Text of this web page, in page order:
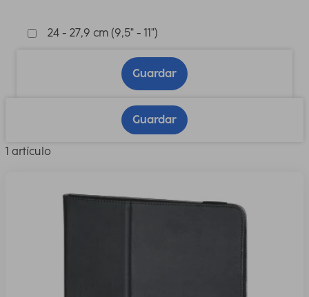
24 - 27,9 cm (9,5" - 11")
Guardar
Guardar
1 artículo